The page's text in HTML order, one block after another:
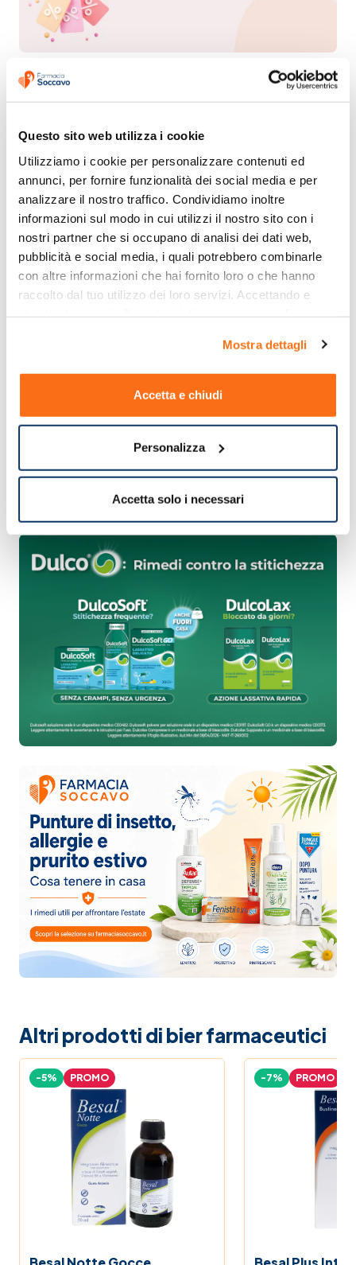
Questo sito web utilizza i cookie
Utilizziamo i cookie per personalizzare contenuti ed
annunci, per fornire funzionalità dei social media e per
analizzare il nostro traffico. Condividiamo inoltre
informazioni sul modo in cui utilizzi il nostro sito con i
nostri partner che si occupano di analisi dei dati web,
pubblicità e social media, i quali potrebbero combinarle
con altre informazioni che hai fornito loro o che hanno
raccolto dal tuo utilizzo dei loro servizi. Accettando e
Mostra dettagli
Accetta e chiudi
Personalizza
Accetta solo i necessari
Altri prodotti di bier farmaceutici
-5% PROMO -7% PROMO